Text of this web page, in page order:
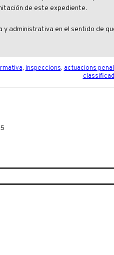
de este expediente.
administrativa en el sentido de
, inspeccions, actuacions